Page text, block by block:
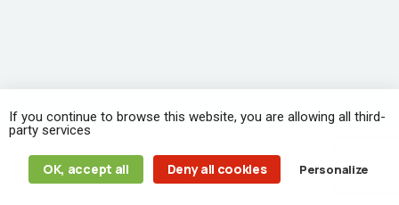
If you continue to browse this website, you are allowing all third-
party services
OK, accept all Deny all cookies Personalize